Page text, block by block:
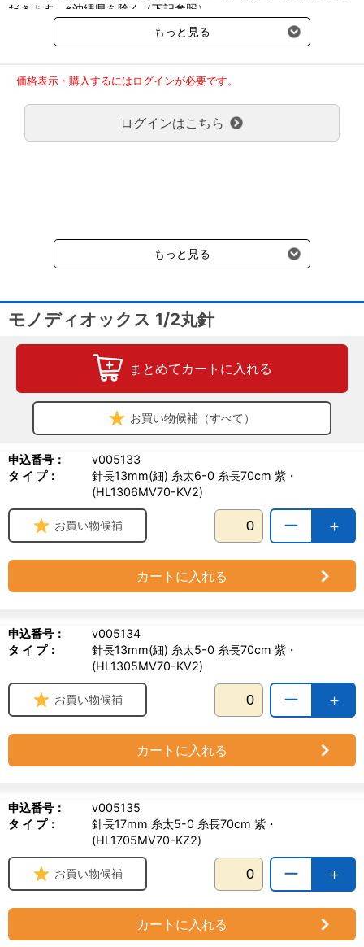
●材質：ポリジオキサノン
●エチレンオキサイドガス滅菌済
●内容量：24本入／箱
だきます。※沖縄県を除く（下記参照）
※2017年11月14日（火）より沖縄県へのお届けにつきましては、1
回のご注文金額（税込）が、30,000円以上で配送無料となります。
ご了承のほどよろしくお願い致します。
弊社都合でお届けが２回以上に分かれる場合の送料負担は、１回分
のみで新たな送料は発生しません。
大型商品送料が必要な商品をご注文の場合は、大型商品送料のみご
負担頂きます。
受けます。
もっと見る
価格表示・購入するにはログインが必要です。
ログインはこちら
もっと見る
モノディオックス 1/2丸針
まとめてカートに入れる
お買い物候補（すべて）
申込番号：
v005133
タ イ プ：
針長13mm(細) 糸太6-0 糸長70cm 紫・
(HL1306MV70-KV2)
＋
ー
お買い物候補
カートに入れる
申込番号：
v005134
タ イ プ：
針長13mm(細) 糸太5-0 糸長70cm 紫・
(HL1305MV70-KV2)
＋
ー
お買い物候補
カートに入れる
申込番号：
v005135
タ イ プ：
針長17mm 糸太5-0 糸長70cm 紫・
(HL1705MV70-KZ2)
＋
ー
お買い物候補
カートに入れる